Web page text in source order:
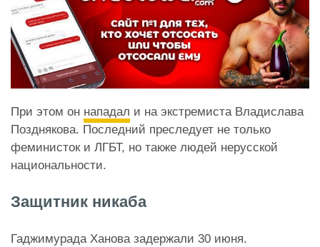
При этом он нападал и на экстремиста Владислава
Позднякова. Последний преследует не только
феминисток и ЛГБТ, но также людей нерусской
национальности.
Защитник никаба
Гаджимурада Ханова задержали 30 июня.